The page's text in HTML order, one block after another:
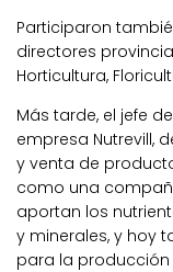
Participaron
directores
Horticultura,
Más tarde, el jefe
empresa Nutrevill,
y venta de
como una
aportan los
y minerales, y hoy
para la producción